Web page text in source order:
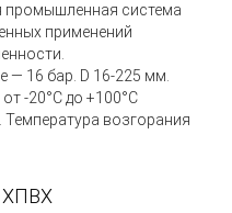
промышленная система
применений
— 16 бар. D 16-225 мм.
-20°С до +100°С
возгорания